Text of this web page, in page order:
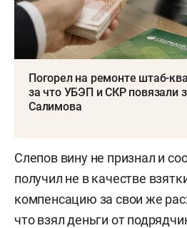
Погорел на ремонте штаб-
за что УБЭП и СКР повязали
Салимова
Слепов вину не признал и
получил не в качестве
компенсацию за свои же
что взял деньги от